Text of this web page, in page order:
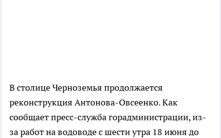
В столице Черноземья продолжается
реконструкция Антонова-Овсеенко. Как
сообщает пресс-служба горадминистрации, из-
за работ на водоводе с шести утра 18 июня до